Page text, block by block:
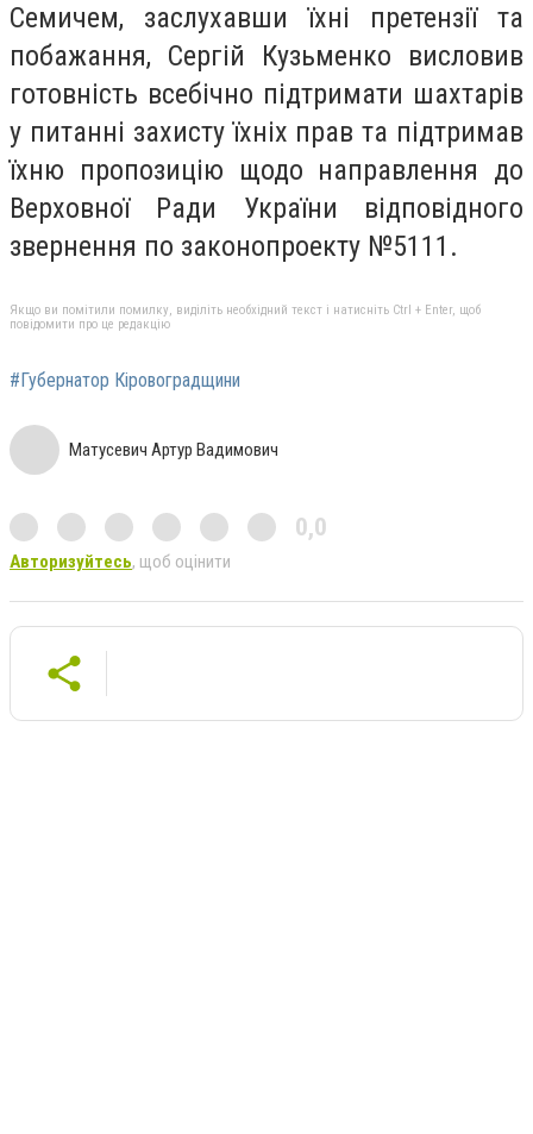
Семичем, заслухавши їхні претензії та
побажання, Сергій Кузьменко висловив
готовність всебічно підтримати шахтарів
у питанні захисту їхніх прав та підтримав
їхню пропозицію щодо направлення до
Верховної Ради України відповідного
звернення по законопроекту №5111.
Якщо ви помітили помилку, виділіть необхідний текст і натисніть Ctrl + Enter, щоб
повідомити про це редакцію
#Губернатор Кіровоградщини
Матусевич Артур Вадимович
0,0
Авторизуйтесь, щоб оцінити